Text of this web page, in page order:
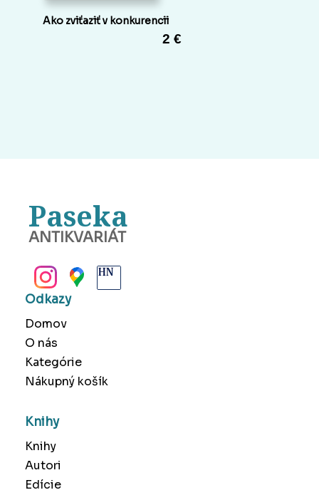
Ako zviťaziť v konkurencii
2 €
Paseka
ANTIKVARIÁT
Odkazy
Domov
O nás
Kategórie
Nákupný košík
Knihy
Knihy
Autori
Edície